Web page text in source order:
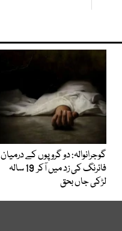
گوجرانوالہ: دو گروپوں کے درمیان
فائرنگ کی زد میں آکر 19 سالہ
لڑکی جاں بحق